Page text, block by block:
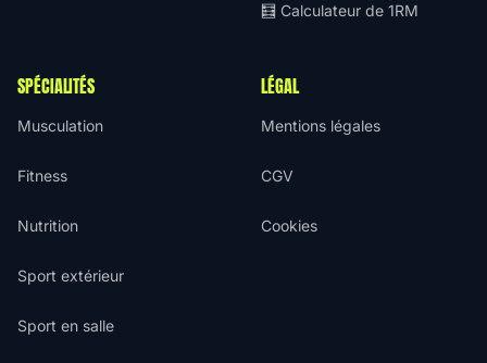
🧮 Calculateur de 1RM
SPÉCIALITÉS
Musculation
Fitness
Nutrition
Sport extérieur
Sport en salle
LÉGAL
Mentions légales
CGV
Cookies